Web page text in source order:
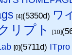
[4](5350d) ワ
リプト [10]
[0](5711d)